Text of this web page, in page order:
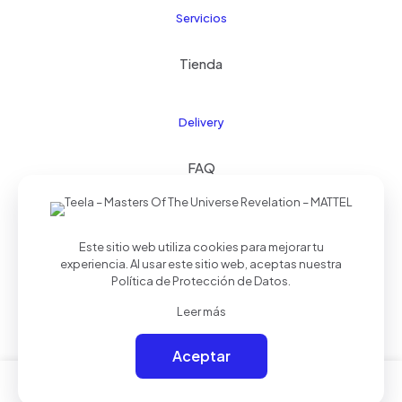
Servicios
Tienda
Delivery
FAQ
© 2024 Kids21| Todos los derechos reservados |
Realizado porPalmera Studios
0
Este sitio web utiliza cookies para mejorar tu
experiencia. Al usar este sitio web, aceptas nuestra
Política de Protección de Datos
Leer más
Aceptar